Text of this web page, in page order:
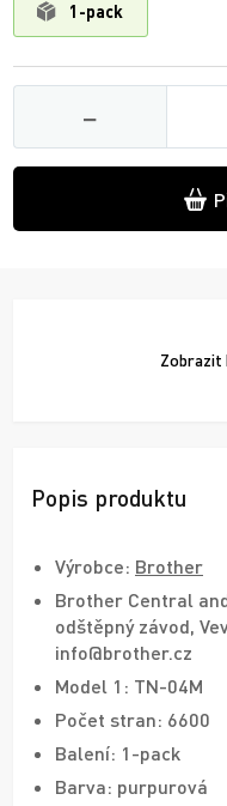
1-pack
−
Zobrazit
Popis produktu
Výrobce: Brother
Brother Central
odštěpný závod,
info@brother.cz
Model 1: TN-04M
Počet stran: 6600
Balení: 1-pack
Barva: purpurová